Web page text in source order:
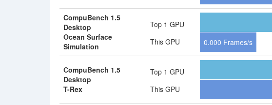
CompuBench 1.5
Desktop
Ocean Surface
Simulation
Top 1 GPU
This GPU
0.000 Frames/s
CompuBench 1.5
Desktop
T-Rex
Top 1 GPU
This GPU